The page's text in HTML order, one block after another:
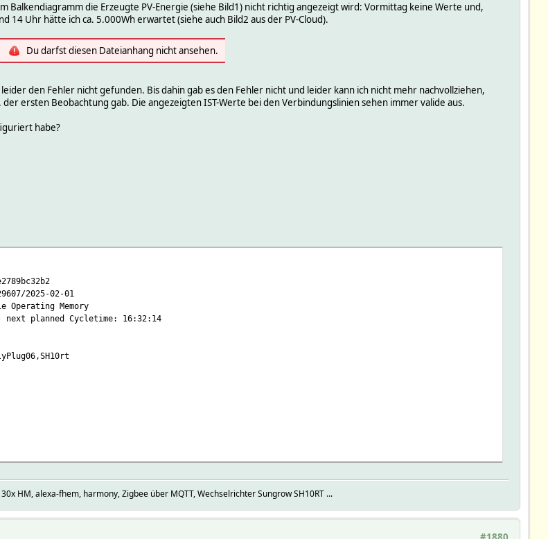
Balkendiagramm die Erzeugte PV-Energie (siehe Bild1) nicht richtig angezeigt wird: Vormittag keine Werte und,
14 Uhr hätte ich ca. 5.000Wh erwartet (siehe auch Bild2 aus der PV-Cloud).
Du darfst diesen Dateianhang nicht ansehen.
den Fehler nicht gefunden. Bis dahin gab es den Fehler nicht und leider kann ich nicht mehr nachvollziehen,
ersten Beobachtung gab. Die angezeigten IST-Werte bei den Verbindungslinien sehen immer valide aus.
habe?
2025-02-01
Memory
planned Cycletime: 16:32:14
HM, alexa-fhem, harmony, Zigbee über MQTT, Wechselrichter Sungrow SH10RT ...